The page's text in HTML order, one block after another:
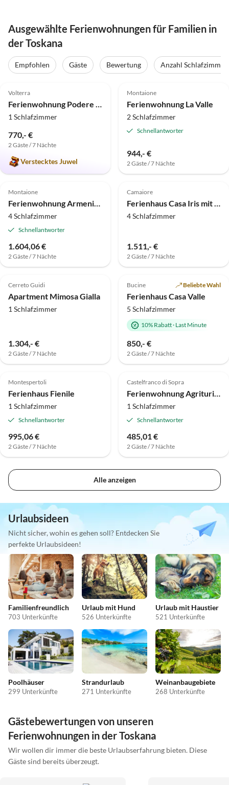
Ausgewählte Ferienwohnungen für Familien in
der Toskana
Empfohlen Gäste Bewertung Anzahl Schlafzimmer
Top-Inserat
Volterra
Ferienwohnung Podere Campaini - 2-Zimmer-Wohnung mit Pool
1 Schlafzimmer
770,- €
2 Gäste / 7 Nächte
Verstecktes Juwel
Top-Inserat
Montaione
Ferienwohnung La Valle
2 Schlafzimmer
Schnellantworter
944,- €
2 Gäste / 7 Nächte
Top-Inserat
Montaione
Ferienwohnung Armeniaca auf dem Landgut Il Lebbio
4 Schlafzimmer
Schnellantworter
1.604,06 €
2 Gäste / 7 Nächte
Top-Inserat
Camaiore
Ferienhaus Casa Iris mit Pool
4 Schlafzimmer
1.511,- €
2 Gäste / 7 Nächte
Top-Inserat
Cerreto Guidi
Apartment Mimosa Gialla
1 Schlafzimmer
1.304,- €
2 Gäste / 7 Nächte
Top-Inserat
Bucine Beliebte Wahl
Ferienhaus Casa Valle
5 Schlafzimmer
10% Rabatt· Last Minute
850,- €
2 Gäste / 7 Nächte
Top-Inserat
Montespertoli
Ferienhaus Fienile
1 Schlafzimmer
Schnellantworter
995,06 €
2 Gäste / 7 Nächte
Top-Inserat
Castelfranco di Sopra
Ferienwohnung Agriturismo Il Bellini - Wohnung La Cantina
1 Schlafzimmer
Schnellantworter
485,01 €
2 Gäste / 7 Nächte
Alle anzeigen
Urlaubsideen
Nicht sicher, wohin es gehen soll? Entdecken Sie
perfekte Urlaubsideen!
Familienfreundlich
703 Unterkünfte
Urlaub mit Hund
526 Unterkünfte
Urlaub mit Haustier
521 Unterkünfte
Poolhäuser
299 Unterkünfte
Strandurlaub
271 Unterkünfte
Weinanbaugebiete
268 Unterkünfte
Gästebewertungen von unseren
Ferienwohnungen in der Toskana
Wir wollen dir immer die beste Urlaubserfahrung bieten. Diese
Gäste sind bereits überzeugt.